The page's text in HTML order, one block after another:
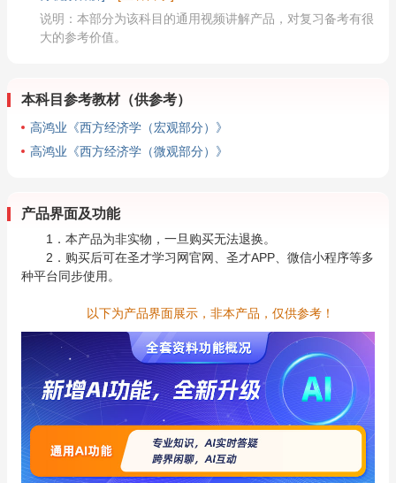
说明：本部分为该科目的通用视频讲解产品，对复习备考有很
大的参考价值。
本科目参考教材（供参考）
高鸿业《西方经济学（宏观部分）》
高鸿业《西方经济学（微观部分）》
产品界面及功能
1．本产品为非实物，一旦购买无法退换。
2．购买后可在圣才学习网官网、圣才APP、微信小程序等多
种平台同步使用。
以下为产品界面展示，非本产品，仅供参考！